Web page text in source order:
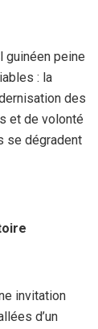
guinéen peine
: la
des
et de volonté
se dégradent
invitation
d’un